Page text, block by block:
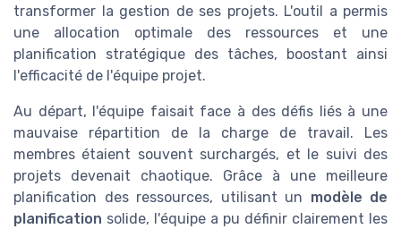
transformer la gestion de ses projets. L'outil a permis
une allocation optimale des ressources et une
planification stratégique des tâches, boostant ainsi
l'efficacité de l'équipe projet.
Au départ, l'équipe faisait face à des défis liés à une
mauvaise répartition de la charge de travail. Les
membres étaient souvent surchargés, et le suivi des
projets devenait chaotique. Grâce à une meilleure
planification des ressources, utilisant un modèle de
planification solide, l'équipe a pu définir clairement les